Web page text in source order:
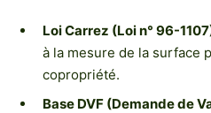
Loi Carrez (Loi n° 96-
à la mesure de la surface
copropriété.
Base DVF (Demande de